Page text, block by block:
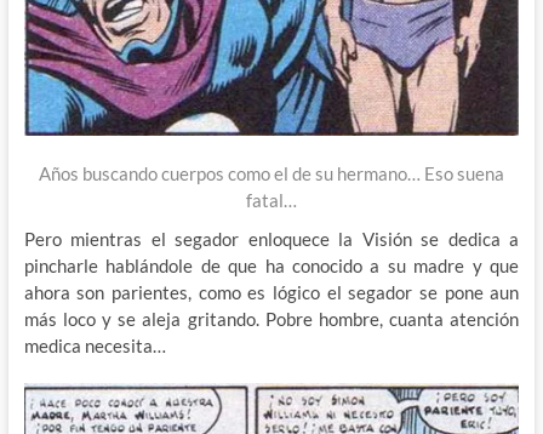
Años buscando cuerpos como el de su hermano… Eso suena
fatal…
Pero mientras el segador enloquece la Visión se dedica a
pincharle hablándole de que ha conocido a su madre y que
ahora son parientes, como es lógico el segador se pone aun
más loco y se aleja gritando. Pobre hombre, cuanta atención
medica necesita…